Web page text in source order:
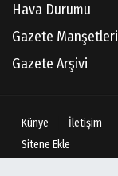
Hava Durumu
Gazete Manşetleri
Gazete Arşivi
Künye İletişim
Sitene Ekle